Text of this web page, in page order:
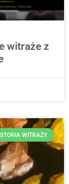
witraże z
WITRAŻY